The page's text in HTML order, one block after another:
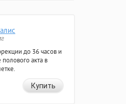
до 36 часов и
акта в
Купить